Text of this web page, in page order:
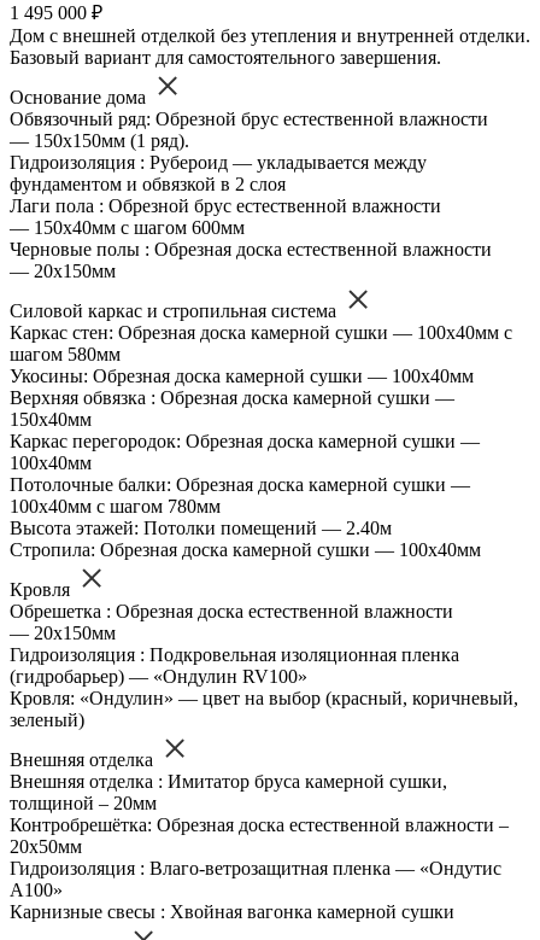
1 495 000 ₽
Дом с внешней отделкой без утепления и внутренней отделки.
Базовый вариант для самостоятельного завершения.
Основание дома
Обвязочный ряд: Обрезной брус естественной влажности
— 150х150мм (1 ряд).
Гидроизоляция : Рубероид — укладывается между
фундаментом и обвязкой в 2 слоя
Лаги пола : Обрезной брус естественной влажности
— 150х40мм с шагом 600мм
Черновые полы : Обрезная доска естественной влажности
— 20х150мм
Силовой каркас и стропильная система
Каркас стен: Обрезная доска камерной сушки — 100х40мм с
шагом 580мм
Укосины: Обрезная доска камерной сушки — 100х40мм
Верхняя обвязка : Обрезная доска камерной сушки —
150х40мм
Каркас перегородок: Обрезная доска камерной сушки —
100х40мм
Потолочные балки: Обрезная доска камерной сушки —
100х40мм с шагом 780мм
Высота этажей: Потолки помещений — 2.40м
Стропила: Обрезная доска камерной сушки — 100х40мм
Кровля
Обрешетка : Обрезная доска естественной влажности
— 20х150мм
Гидроизоляция : Подкровельная изоляционная пленка
(гидробарьер) — «Ондулин RV100»
Кровля: «Ондулин» — цвет на выбор (красный, коричневый,
зеленый)
Внешняя отделка
Внешняя отделка : Имитатор бруса камерной сушки,
толщиной – 20мм
Контробрешётка: Обрезная доска естественной влажности –
20х50мм
Гидроизоляция : Влаго-ветрозащитная пленка — «Ондутис
А100»
Карнизные свесы : Хвойная вагонка камерной сушки